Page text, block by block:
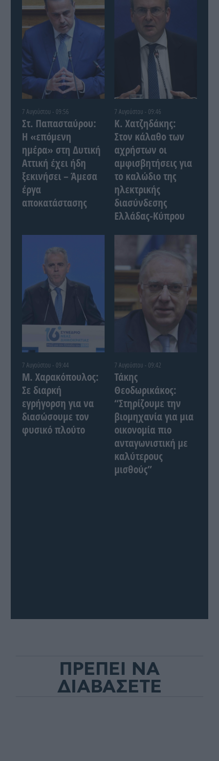
7 Αυγούστου - 09:56
Στ. Παπασταύρου:
Η «επόμενη
ημέρα» στη Δυτική
Αττική έχει ήδη
ξεκινήσει – Άμεσα
έργα
αποκατάστασης
7 Αυγούστου - 09:46
Κ. Χατζηδάκης:
Στον κάλαθο των
αχρήστων οι
αμφισβητήσεις για
το καλώδιο της
ηλεκτρικής
διασύνδεσης
Ελλάδας-Κύπρου
7 Αυγούστου - 09:44
Μ. Χαρακόπουλος:
Σε διαρκή
εγρήγορση για να
διασώσουμε τον
φυσικό πλούτο
7 Αυγούστου - 09:42
Τάκης
Θεοδωρικάκος:
“Στηρίζουμε την
βιομηχανία για μια
οικονομία πιο
ανταγωνιστική με
καλύτερους
μισθούς”
ΠΡΕΠΕΙ ΝΑ
ΔΙΑΒΑΣΕΤΕ